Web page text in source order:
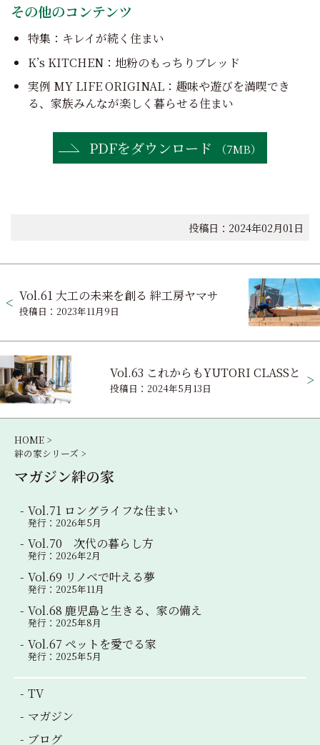
その他のコンテンツ
特集：キレイが続く住まい
K’s KITCHEN：地粉のもっちりブレッド
実例 MY LIFE ORIGINAL：趣味や遊びを満喫でき
る、家族みんなが楽しく暮らせる住まい
PDFをダウンロード （7MB）
投稿日：2024年02月01日
稿
ビ
ゲ
ー
シ
ョ
Vol.61 大工の未来を創る 絆工房ヤマサ
投稿日：2023年11月9日
Vol.63 これからもYUTORI CLASSと
投稿日：2024年5月13日
HOME >
絆の家シリーズ >
マガジン絆の家
Vol.71 ロングライフな住まい
発行：2026年5月
Vol.70 次代の暮らし方
発行：2026年2月
Vol.69 リノベで叶える夢
発行：2025年11月
Vol.68 鹿児島と生きる、家の備え
発行：2025年8月
Vol.67 ペットを愛でる家
発行：2025年5月
TV
マガジン
ブログ